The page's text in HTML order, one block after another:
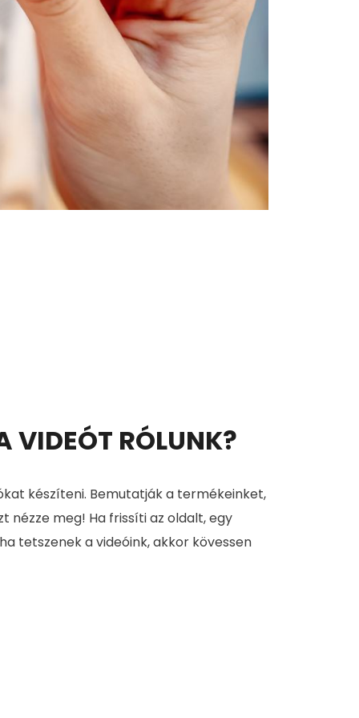
VIDEÓT RÓLUNK?
készíteni. Bemutatják a termékeinket,
nézze meg! Ha frissíti az oldalt, egy
tetszenek a videóink, akkor kövessen